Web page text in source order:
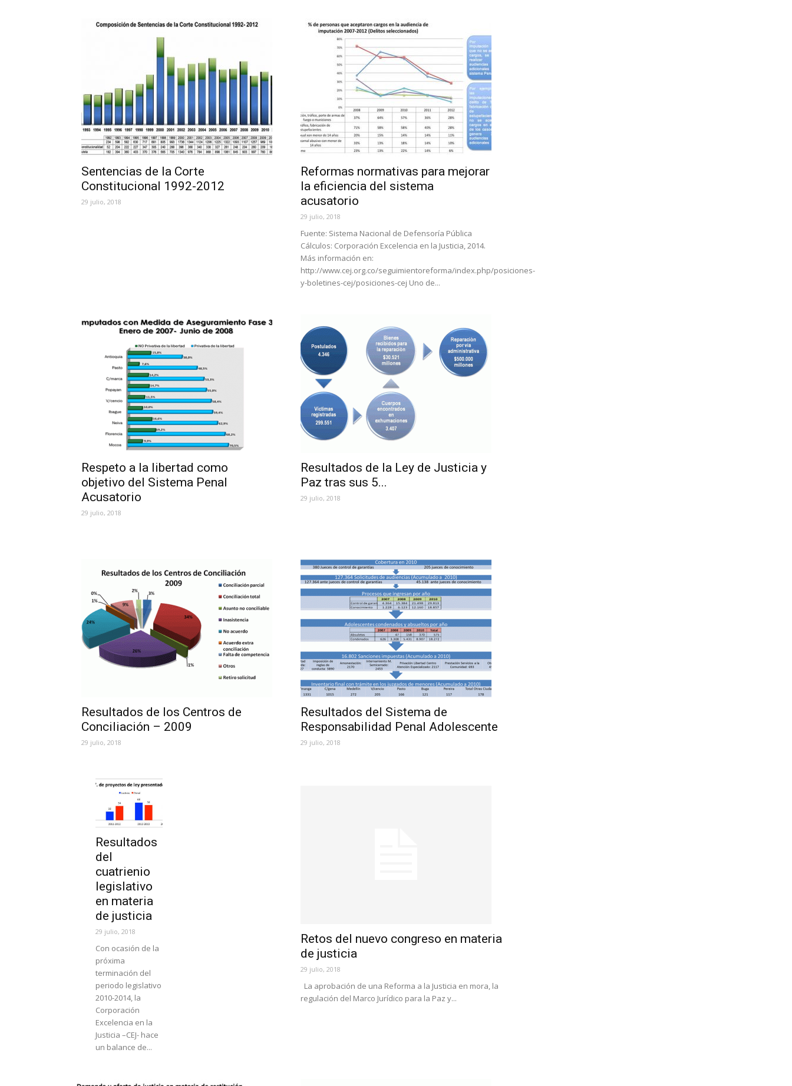
Sentencias de la Corte
Constitucional 1992-2012
29 julio, 2018
Reformas normativas para mejorar
la eficiencia del sistema
acusatorio
29 julio, 2018
Fuente: Sistema Nacional de Defensoría Pública
Cálculos: Corporación Excelencia en la Justicia, 2014.
Más información en:
http://www.cej.org.co/seguimientoreforma/index.php/posiciones-
y-boletines-cej/posiciones-cej Uno de...
Respeto a la libertad como
objetivo del Sistema Penal
Acusatorio
29 julio, 2018
Resultados de la Ley de Justicia y
Paz tras sus 5...
29 julio, 2018
Resultados de los Centros de
Conciliación – 2009
29 julio, 2018
Resultados
del
cuatrienio
legislativo
en materia
de justicia
29 julio, 2018
Con ocasión de la
próxima
terminación del
periodo legislativo
2010-2014, la
Corporación
Excelencia en la
Justicia –CEJ- hace
un balance de...
Resultados del Sistema de
Responsabilidad Penal Adolescente
29 julio, 2018
Retos del nuevo congreso en materia
de justicia
29 julio, 2018
La aprobación de una Reforma a la Justicia en mora, la
regulación del Marco Jurídico para la Paz y...